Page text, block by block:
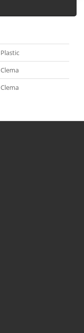
Plastic
Clema
Clema